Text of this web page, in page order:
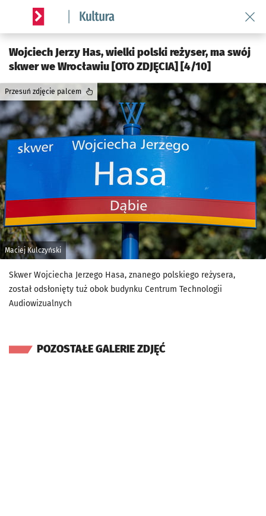
Serwis informacyjny wroclaw.pl podserwis: Kultura
Wojciech Jerzy Has, wielki polski reżyser, ma swój
skwer we Wrocławiu [OTO ZDJĘCIA] [4/10]
Maciej Kulczyński
Przesuń zdjęcie palcem
Skwer Wojciecha Jerzego Hasa, znanego polskiego reżysera,
został odsłonięty tuż obok budynku Centrum Technologii
Audiowizualnych
POZOSTAŁE GALERIE ZDJĘĆ